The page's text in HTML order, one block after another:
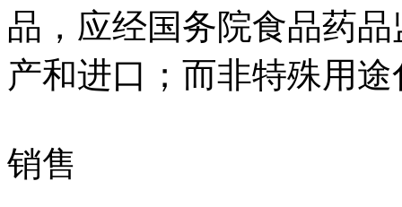
品，应经国务院食品药
产和进口；而非特殊用
销售